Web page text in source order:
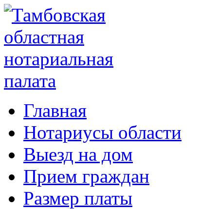
Главная
Нотариусы области
Выезд на дом
Прием граждан
Размер платы